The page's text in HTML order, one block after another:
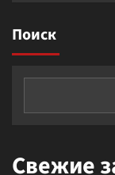
Поиск
Свежие